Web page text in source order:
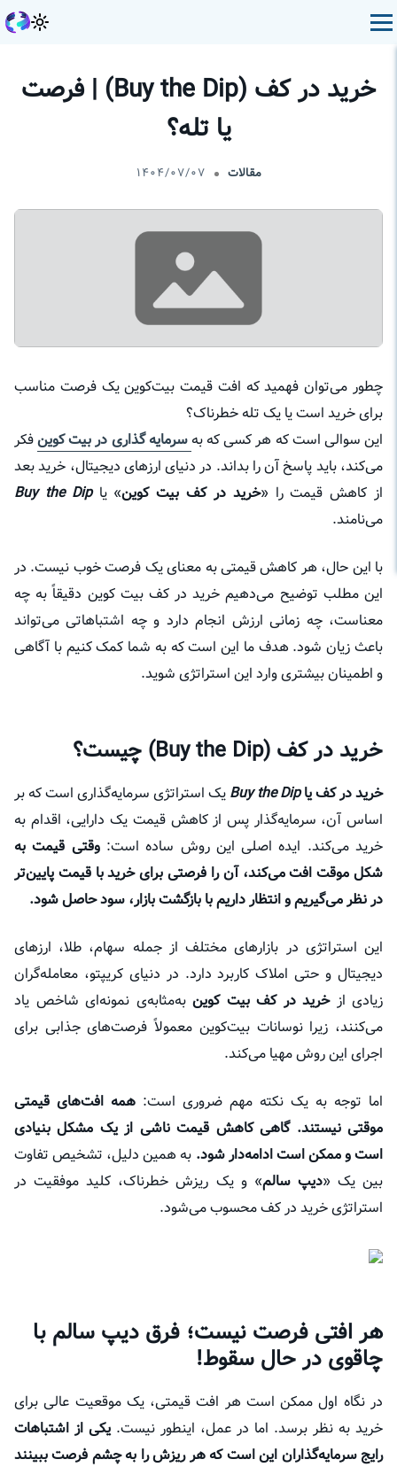
خرید در کف (Buy the Dip) | فرصت
یا تله؟
مقالات ۱۴۰۴/۰۷/۰۷
چطور می‌توان فهمید که افت قیمت بیت‌کوین یک فرصت مناسب
برای خرید است یا یک تله خطرناک؟
این سوالی است که هر کسی که به سرمایه گذاری در بیت کوینفکر
می‌کند، باید پاسخ آن را بداند. در دنیای ارزهای دیجیتال، خرید بعد
از کاهش قیمت را «خرید در کف بیت کوین» یاBuy the Dip
می‌نامند.
با این حال، هر کاهش قیمتی به معنای یک فرصت خوب نیست. در
این مطلب توضیح می‌دهیم خرید در کف بیت کوین دقیقاً به چه
معناست، چه زمانی ارزش انجام دارد و چه اشتباهاتی می‌تواند
باعث زیان شود. هدف ما این است که به شما کمک کنیم با آگاهی
و اطمینان بیشتری وارد این استراتژی شوید.
خرید در کف (Buy the Dip) چیست؟
خرید در کف یاBuy the Dip یک استراتژی سرمایه‌گذاری است که بر
اساس آن، سرمایه‌گذار پس از کاهش قیمت یک دارایی، اقدام به
خرید می‌کند. ایده اصلی این روش ساده است:وقتی قیمت به
شکل موقت افت می‌کند، آن را فرصتی برای خرید با قیمت پایین‌تر
در نظر می‌گیریم و انتظار داریم با بازگشت بازار، سود حاصل شود.
این استراتژی در بازارهای مختلف از جمله سهام، طلا، ارزهای
دیجیتال و حتی املاک کاربرد دارد. در دنیای کریپتو، معامله‌گران
زیادی ازخرید در کف بیت کوین به‌مثابه‌ی نمونه‌ای شاخص یاد
می‌کنند، زیرا نوسانات بیت‌کوین معمولاً فرصت‌های جذابی برای
اجرای این روش مهیا می‌کند.
اما توجه به یک نکته مهم ضروری است: همه افت‌های قیمتی
موقتی نیستند. گاهی کاهش قیمت ناشی از یک مشکل بنیادی
است و ممکن است ادامه‌دار شود. به همین دلیل، تشخیص تفاوت
بین یک «دیپ سالم» و یک ریزش خطرناک، کلید موفقیت در
استراتژی خرید در کف محسوب می‌شود.
هر افتی فرصت نیست؛ فرق دیپ سالم با
چاقوی در حال سقوط!
در نگاه اول ممکن است هر افت قیمتی، یک موقعیت عالی برای
خرید به نظر برسد. اما در عمل، اینطور نیست.یکی از اشتباهات
رایج سرمایه‌گذاران این است که هر ریزش را به چشم فرصت ببینند